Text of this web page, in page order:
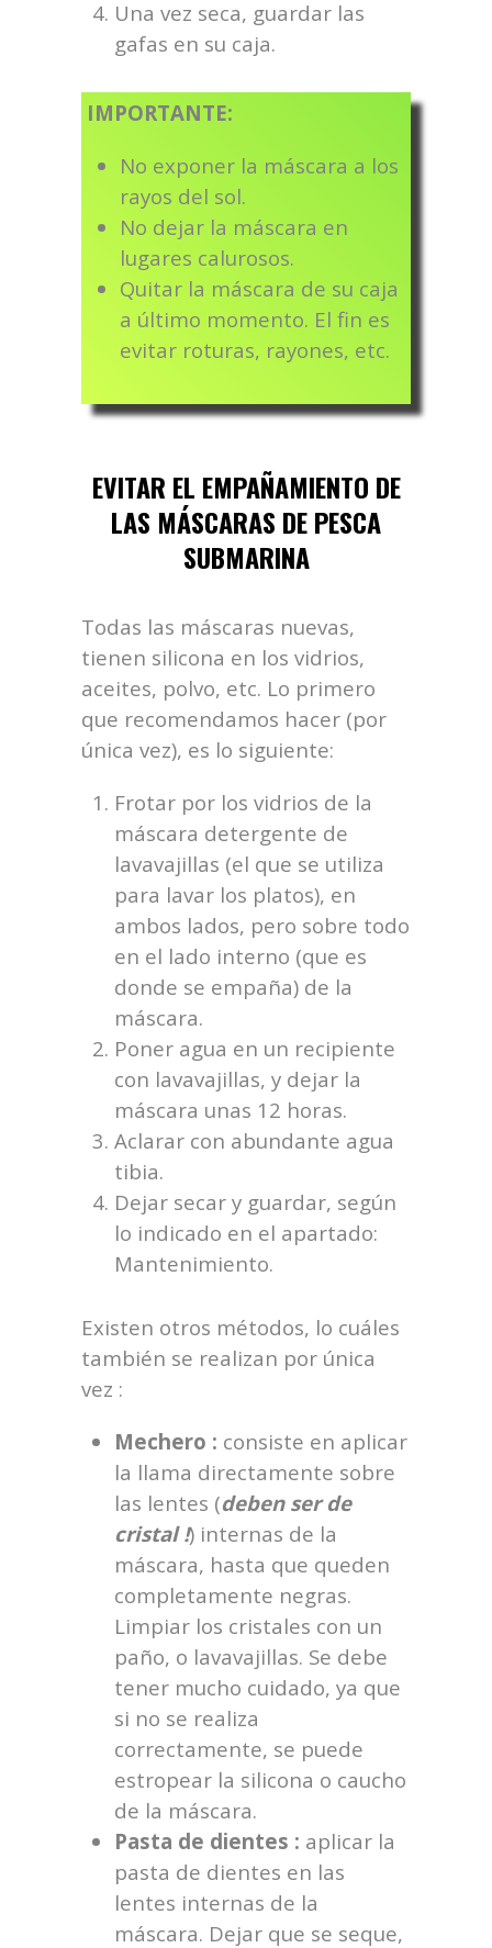
Una vez seca, guardar las
gafas en su caja.
IMPORTANTE:
No exponer la máscara a los
rayos del sol.
No dejar la máscara en
lugares calurosos.
Quitar la máscara de su caja
a último momento. El fin es
evitar roturas, rayones, etc.
EVITAR EL EMPAÑAMIENTO DE
LAS MÁSCARAS DE PESCA
SUBMARINA
Todas las máscaras nuevas,
tienen silicona en los vidrios,
aceites, polvo, etc. Lo primero
que recomendamos hacer (por
única vez), es lo siguiente:
Frotar por los vidrios de la
máscara detergente de
lavavajillas (el que se utiliza
para lavar los platos), en
ambos lados, pero sobre todo
en el lado interno (que es
donde se empaña) de la
máscara.
Poner agua en un recipiente
con lavavajillas, y dejar la
máscara unas 12 horas.
Aclarar con abundante agua
tibia.
Dejar secar y guardar, según
lo indicado en el apartado:
Mantenimiento.
Existen otros métodos, lo cuáles
también se realizan por única
vez :
Mechero : consiste en aplicar
la llama directamente sobre
las lentes (deben ser de
cristal !) internas de la
máscara, hasta que queden
completamente negras.
Limpiar los cristales con un
paño, o lavavajillas. Se debe
tener mucho cuidado, ya que
si no se realiza
correctamente, se puede
estropear la silicona o caucho
de la máscara.
Pasta de dientes : aplicar la
pasta de dientes en las
lentes internas de la
máscara. Dejar que se seque,